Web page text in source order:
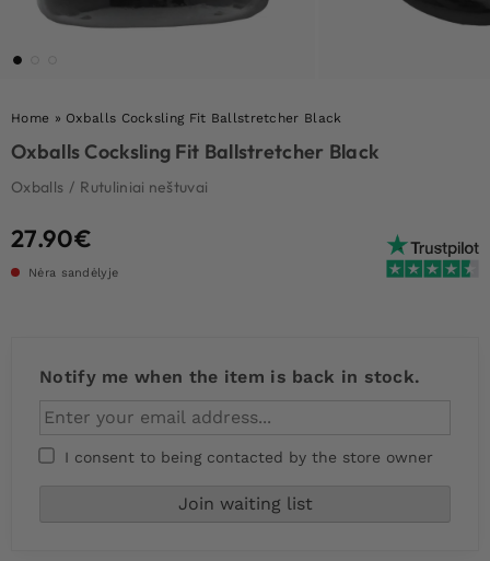
Home » Oxballs Cocksling Fit Ballstretcher Black
Oxballs Cocksling Fit Ballstretcher Black
Oxballs / Rutuliniai neštuvai
27.90€
Nėra sandėlyje
Notify me when the item is back in stock.
I consent to being contacted by the store owner